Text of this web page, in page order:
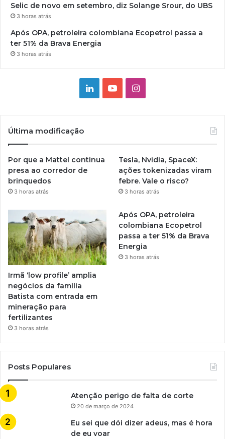
Selic de novo em setembro, diz Solange Srour, do UBS
3 horas atrás
Após OPA, petroleira colombiana Ecopetrol passa a
ter 51% da Brava Energia
3 horas atrás
LinkedinYouTubeInstagram
Última modificação
Por que a Mattel continua
presa ao corredor de
brinquedos
3 horas atrás
Tesla, Nvidia, SpaceX:
ações tokenizadas viram
febre. Vale o risco?
3 horas atrás
Irmã ‘low profile’ amplia
negócios da família
Batista com entrada em
mineração para
fertilizantes
3 horas atrás
Após OPA, petroleira
colombiana Ecopetrol
passa a ter 51% da Brava
Energia
3 horas atrás
Posts Populares
Atenção perigo de falta de corte
20 de março de 2024
Eu sei que dói dizer adeus, mas é hora
de eu voar